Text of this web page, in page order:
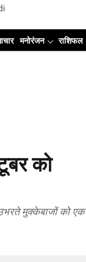
मनोरंजन राशिफल
को
मुक्केबाजों को एक